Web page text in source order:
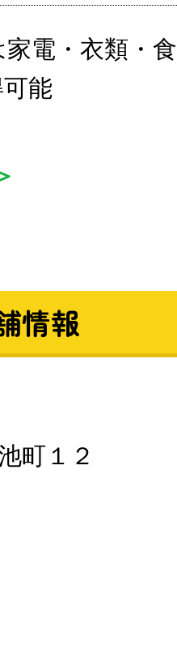
電・衣類・
能
情報
町１２